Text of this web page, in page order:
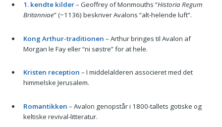
1. kendte kilder– Geoffrey of Monmouths “Historia Regum
Britanniae” (~1136) beskriver Avalons “alt-helende luft”.
Kong Arthur-traditionen – Arthur bringes til Avalon af
Morgan le Fay eller “ni søstre” for at hele.
Kristen reception – I middelalderen associeret med det
himmelske Jerusalem.
Romantikken – Avalon genopstår i 1800-tallets gotiske og
keltiske revival-litteratur.